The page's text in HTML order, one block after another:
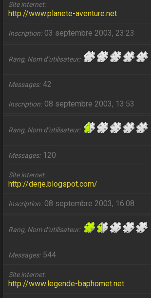
Site internet
http://www.planete-aventure.net
Inscription 03 septembre 2003, 23:23
Rang, Nom d’utilisateur
Messages 42
Inscription 08 septembre 2003, 13:53
Rang, Nom d’utilisateur
Messages 120
Site internet
http://derje.blogspot.com/
Inscription 08 septembre 2003, 16:08
Rang, Nom d’utilisateur
Messages 544
Site internet
http://www.legende-baphomet.net